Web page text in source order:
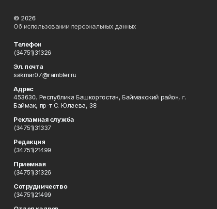
© 2026
Об использовании персональных данных
Телефон
(34751)31326
Эл. почта
sakmar07@rambler.ru
Адрес
453630, Республика Башкортостан, Баймакский район, г.
Баймак, пр-т С. Юлаева, 38
Рекламная служба
(34751)31337
Редакция
(34751)21499
Приемная
(34751)31326
Сотрудничество
(34751)21499